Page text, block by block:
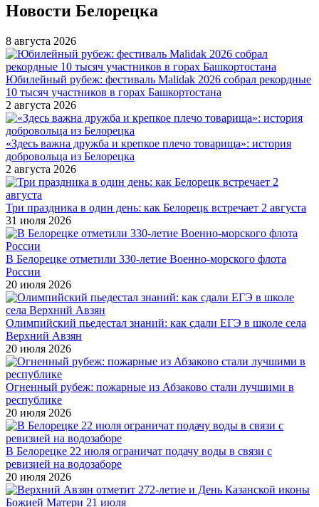
Новости Белорецка
8 августа 2026
Юбилейный рубеж: фестиваль Malidak 2026 собрал рекордные
10 тысяч участников в горах Башкортостана
2 августа 2026
«Здесь важна дружба и крепкое плечо товарища»: история
добровольца из Белорецка
2 августа 2026
Три праздника в один день: как Белорецк встречает 2 августа
31 июля 2026
В Белорецке отметили 330-летие Военно-морского флота
России
20 июля 2026
Олимпийский пьедестал знаний: как сдали ЕГЭ в школе села
Верхний Авзян
20 июля 2026
Огненный рубеж: пожарные из Абзаково стали лучшими в
республике
20 июля 2026
В Белорецке 22 июля ограничат подачу воды в связи с
ревизией на водозаборе
20 июля 2026